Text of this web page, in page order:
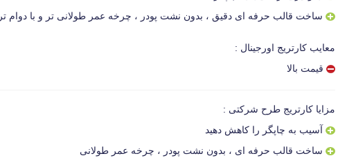
ساخت قالب حرفه ای دقیق ، بدون نشت پودر ، چرخه عمر طولانی تر و با دوام تر
معایب کارتریج اورجینال :
قیمت بالا
مزایا کارتریج طرح شرکتی :
آسیب به چاپگر را کاهش دهید
ساخت قالب حرفه ای ، بدون نشت پودر ، چرخه عمر طولانی